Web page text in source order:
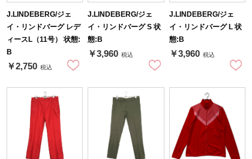
J.LINDEBERG/ジェ
イ・リンドバーグ レデ
ィースL（11号） 状態:
B
￥2,750 税込
J.LINDEBERG/ジェ
イ・リンドバーグ S 状
態:B
￥3,960 税込
J.LINDEBERG/ジェ
イ・リンドバーグ L 状
態:B
￥3,960 税込